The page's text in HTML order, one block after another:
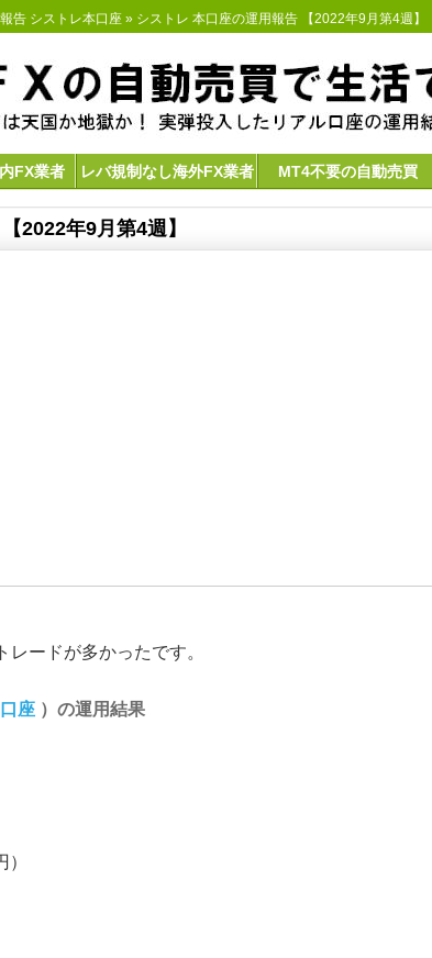
告 シストレ本口座 » シストレ 本口座の運用報告 【2022年9月第4週】
FX業者 レバ規制なし海外FX業者 MT4不要の自動売買
2022年9月第4週】
ードが多かったです。
座 ）の運用結果